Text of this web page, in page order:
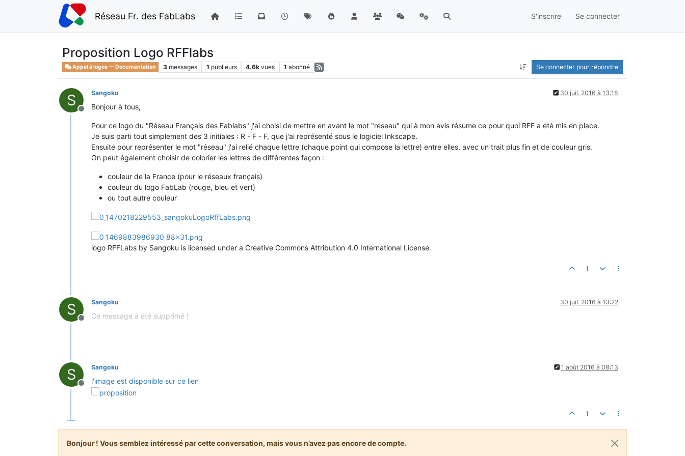
Réseau Fr. des FabLabs S'inscrire Se connecter
Proposition Logo RFFlabs
Appel à logos — Documentation 3 messages 1 publieurs 4.6k vues 1 abonné Se connecter pour répondre
S
Hors-ligne
Sangoku 30 juil. 2016 à 13:18
Bonjour à tous,
Pour ce logo du "Réseau Français des Fablabs" j'ai choisi de mettre en avant le mot "réseau" qui à mon avis résume ce pour quoi RFF a été mis en place.
Je suis parti tout simplement des 3 initiales : R - F - F, que j'ai représenté sous le logiciel Inkscape.
Ensuite pour représenter le mot "réseau" j'ai relié chaque lettre (chaque point qui compose la lettre) entre elles, avec un trait plus fin et de couleur gris.
On peut également choisir de colorier les lettres de différentes façon :
couleur de la France (pour le réseaux français)
couleur du logo FabLab (rouge, bleu et vert)
ou tout autre couleur
logo RFFLabs by Sangoku is licensed under a Creative Commons Attribution 4.0 International License.
1
S
Hors-ligne
Sangoku 30 juil. 2016 à 13:22
Ce message a été supprimé !
S
Hors-ligne
Sangoku 1 août 2016 à 08:13
l'image est disponible sur ce lien
1
Bonjour ! Vous semblez intéressé par cette conversation, mais vous n’avez pas encore de compte.